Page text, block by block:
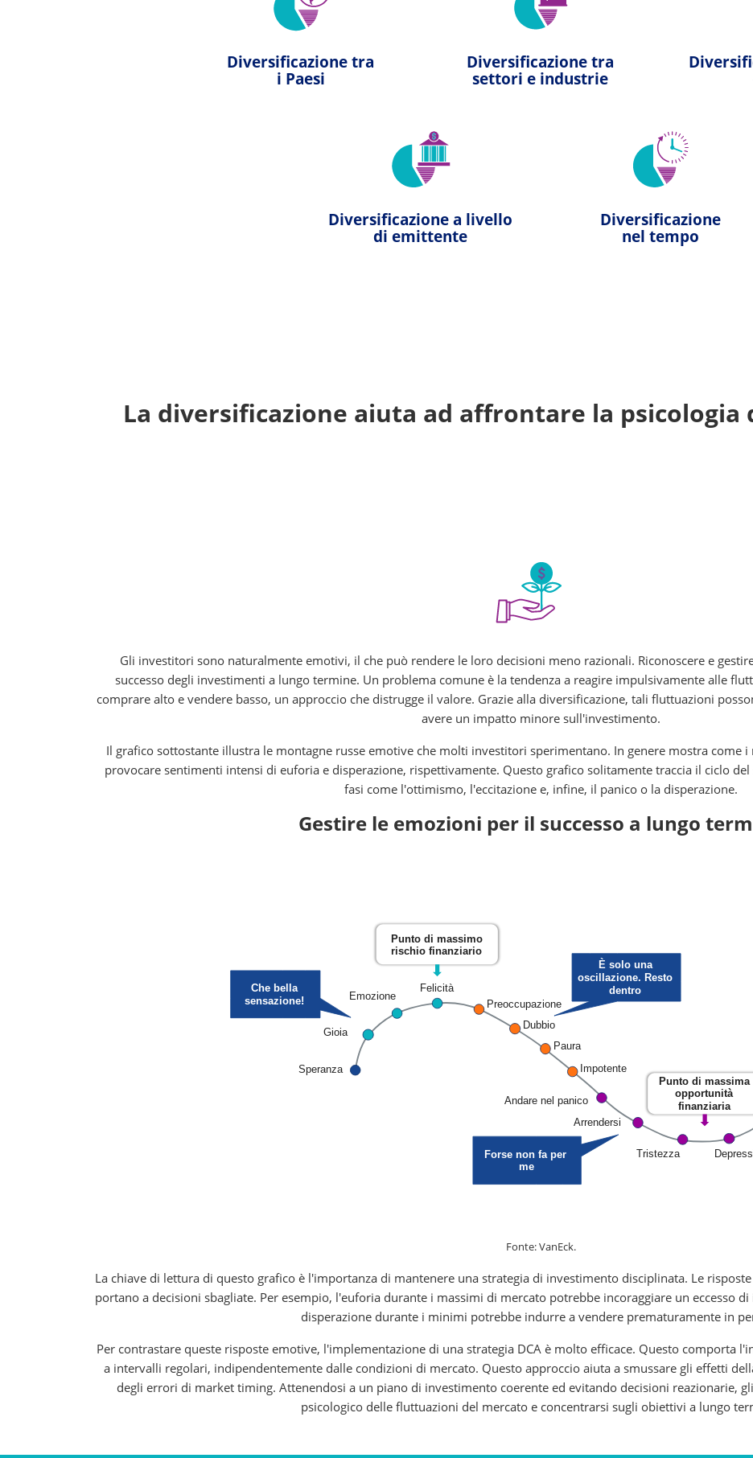
Diversificazione tra
i Paesi
Diversificazione tra
settori e industrie
Diversificazione a livello
di emittente
Diversificazione
nel tempo
La diversificazione aiuta ad affrontare la
Gli investitori sono naturalmente emotivi, il che può rendere le loro decisioni meno razionali. Riconoscere e
successo degli investimenti a lungo termine. Un problema comune è la tendenza a reagire impulsivamente alle
comprare alto e vendere basso, un approccio che distrugge il valore. Grazie alla diversificazione, tali fluttuazioni
avere un impatto minore sull'investimento.
Il grafico sottostante illustra le montagne russe emotive che molti investitori sperimentano. In genere mostra come
provocare sentimenti intensi di euforia e disperazione, rispettivamente. Questo grafico solitamente traccia il ciclo
fasi come l'ottimismo, l'eccitazione e, infine, il panico o la disperazione.
Gestire le emozioni per il successo a lungo
Fonte: VanEck.
La chiave di lettura di questo grafico è l'importanza di mantenere una strategia di investimento disciplinata. Le
portano a decisioni sbagliate. Per esempio, l'euforia durante i massimi di mercato potrebbe incoraggiare un eccesso
disperazione durante i minimi potrebbe indurre a vendere prematuramente in
Per contrastare queste risposte emotive, l'implementazione di una strategia DCA è molto efficace. Questo comporta
a intervalli regolari, indipendentemente dalle condizioni di mercato. Questo approccio aiuta a smussare gli effetti
degli errori di market timing. Attenendosi a un piano di investimento coerente ed evitando decisioni reazionarie,
psicologico delle fluttuazioni del mercato e concentrarsi sugli obiettivi a lungo